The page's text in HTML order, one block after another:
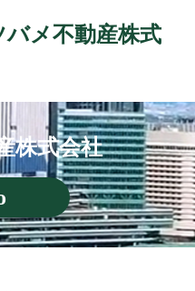
メ不動産株式
株式会社